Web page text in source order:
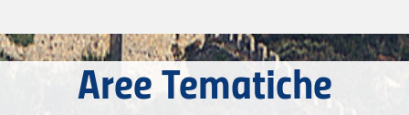
Aree Tematiche